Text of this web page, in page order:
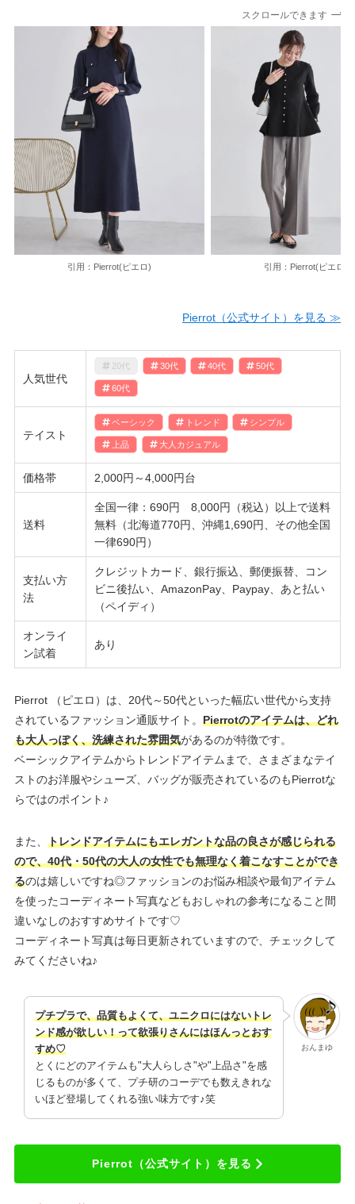
スクロールできます
引用：Pierrot(ピエロ) 引用：Pierrot(ピエロ)
Pierrot（公式サイト）を見る ≫
人気世代
20代 30代 40代 50代
60代
テイスト
ベーシック トレンド シンプル
上品 大人カジュアル
価格帯 2,000円～4,000円台
送料
全国一律：690円 8,000円（税込）以上で送料
無料（北海道770円、沖縄1,690円、その他全国
一律690円）
支払い方
法
クレジットカード、銀行振込、郵便振替、コン
ビニ後払い、AmazonPay、Paypay、あと払い
（ペイディ）
オンライ
ン試着
あり
Pierrot （ピエロ）は、20代～50代といった幅広い世代から支持
されているファッション通販サイト。 Pierrotのアイテムは、どれ
も大人っぽく、洗練された雰囲気があるのが特徴です。
ベーシックアイテムからトレンドアイテムまで、さまざまなテイ
ストのお洋服やシューズ、バッグが販売されているのもPierrotな
らではのポイント♪
また、 トレンドアイテムにもエレガントな品の良さが感じられる
ので、40代・50代の大人の女性でも無理なく着こなすことができ
るのは嬉しいですね◎ファッションのお悩み相談や最旬アイテム
を使ったコーディネート写真などもおしゃれの参考になること間
違いなしのおすすめサイトです♡
コーディネート写真は毎日更新されていますので、チェックして
みてくださいね♪
おんまゆ
プチプラで、品質もよくて、ユニクロにはないトレ
ンド感が欲しい！って欲張りさんにはほんっとおす
すめ♡
とくにどのアイテムも"大人らしさ"や"上品さ"を感
じるものが多くて、プチ研のコーデでも数えきれな
いほど登場してくれる強い味方です♪笑
Pierrot（公式サイト）を見る